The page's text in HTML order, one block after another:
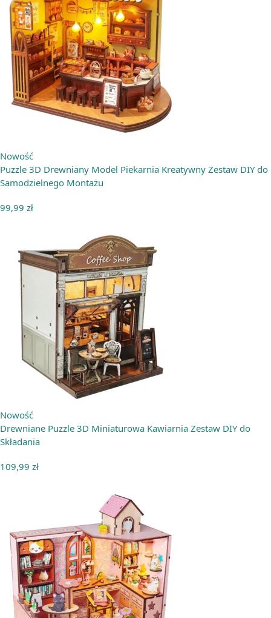
Nowość
Puzzle 3D Drewniany Model Piekarnia Kreatywny Zestaw DIY do
Samodzielnego Montażu
99,99 zł
Nowość
Drewniane Puzzle 3D Miniaturowa Kawiarnia Zestaw DIY do
Składania
109,99 zł